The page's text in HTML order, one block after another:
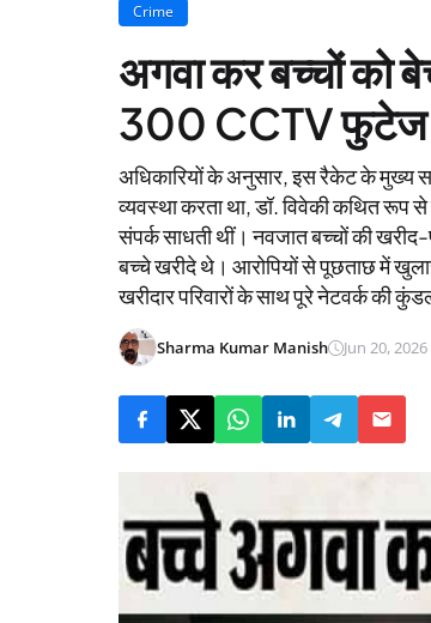
Crime
अगवा कर बच्चों को
300 CCTV फुटेज
अधिकारियों के अनुसार, इस रैकेट के मुख्य
व्यवस्था करता था, डॉ. विवेकी कथित रूप
संपर्क साधती थीं। नवजात बच्चों की
बच्चे खरीदे थे। आरोपियों से पूछताछ में
खरीदार परिवारों के साथ पूरे नेटवर्क की
Sharma Kumar Manish Jun 20, 2026